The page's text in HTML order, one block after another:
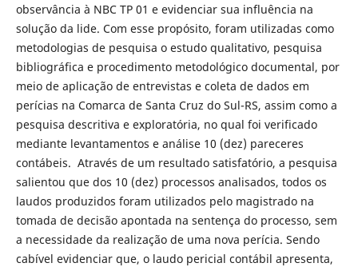
observância à NBC TP 01 e evidenciar sua influência na
solução da lide. Com esse propósito, foram utilizadas como
metodologias de pesquisa o estudo qualitativo, pesquisa
bibliográfica e procedimento metodológico documental, por
meio de aplicação de entrevistas e coleta de dados em
perícias na Comarca de Santa Cruz do Sul-RS, assim como a
pesquisa descritiva e exploratória, no qual foi verificado
mediante levantamentos e análise 10 (dez) pareceres
contábeis. Através de um resultado satisfatório, a pesquisa
salientou que dos 10 (dez) processos analisados, todos os
laudos produzidos foram utilizados pelo magistrado na
tomada de decisão apontada na sentença do processo, sem
a necessidade da realização de uma nova perícia. Sendo
cabível evidenciar que, o laudo pericial contábil apresenta,